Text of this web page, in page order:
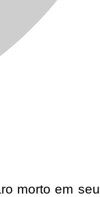
morto em seu